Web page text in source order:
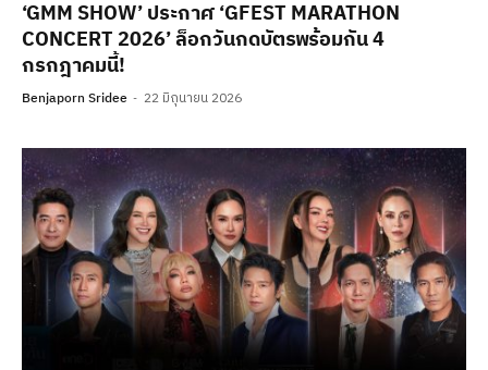
‘GMM SHOW’ ประกาศ ‘GFEST MARATHON
CONCERT 2026’ ล็อกวันกดบัตรพร้อมกัน 4
กรกฎาคมนี้!
Benjaporn Sridee 22 มิถุนายน 2026